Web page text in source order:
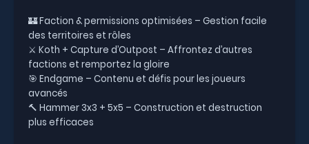
🏰 Faction & permissions optimisées – Gestion facile
des territoires et rôles
⚔ Koth + Capture d’Outpost – Affrontez d’autres
factions et remportez la gloire
🎯 Endgame – Contenu et défis pour les joueurs
avancés
🔨 Hammer 3x3 + 5x5 – Construction et destruction
plus efficaces